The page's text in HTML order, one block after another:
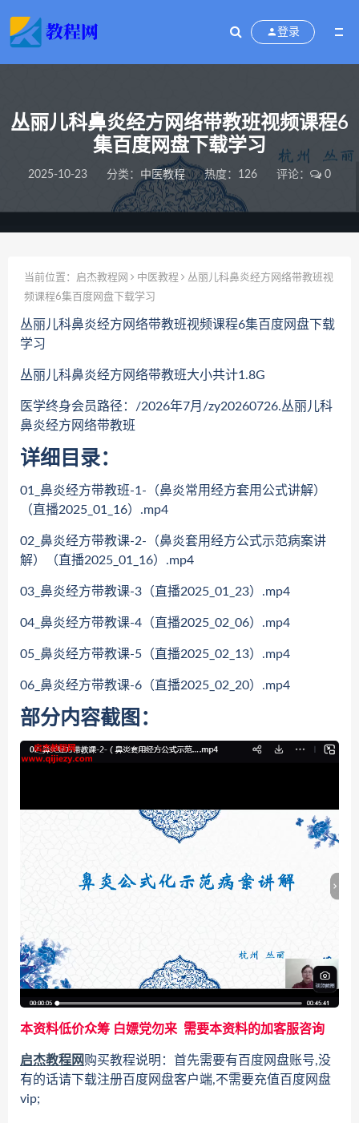
登录
丛丽儿科鼻炎经方网络带教班视频课程6
集百度网盘下载学习
2025-10-23 分类： 中医教程 热度：126 评论： 0
当前位置： 启杰教程网 中医教程
丛丽儿科鼻炎经方网络带教班视
频课程6集百度网盘下载学习
丛丽儿科鼻炎经方网络带教班视频课程6集百度网盘下载
学习
丛丽儿科鼻炎经方网络带教班大小共计1.8G
医学终身会员路径：/2026年7月/zy20260726.丛丽儿科
鼻炎经方网络带教班
详细目录：
01_鼻炎经方带教班-1-（鼻炎常用经方套用公式讲解）
（直播2025_01_16）.mp4
02_鼻炎经方带教课-2-（鼻炎套用经方公式示范病案讲
解）（直播2025_01_16）.mp4
03_鼻炎经方带教课-3（直播2025_01_23）.mp4
04_鼻炎经方带教课-4（直播2025_02_06）.mp4
05_鼻炎经方带教课-5（直播2025_02_13）.mp4
06_鼻炎经方带教课-6（直播2025_02_20）.mp4
部分内容截图：
本资料低价众筹 白嫖党勿来 需要本资料的加客服咨询
启杰教程网购买教程说明：首先需要有百度网盘账号,没
有的话请下载注册百度网盘客户端,不需要充值百度网盘
vip;